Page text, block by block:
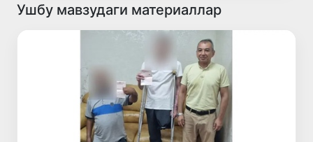
Ушбу мавзудаги материаллар